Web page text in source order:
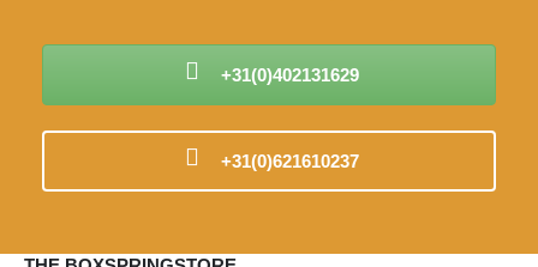
+31(0)402131629
+31(0)621610237